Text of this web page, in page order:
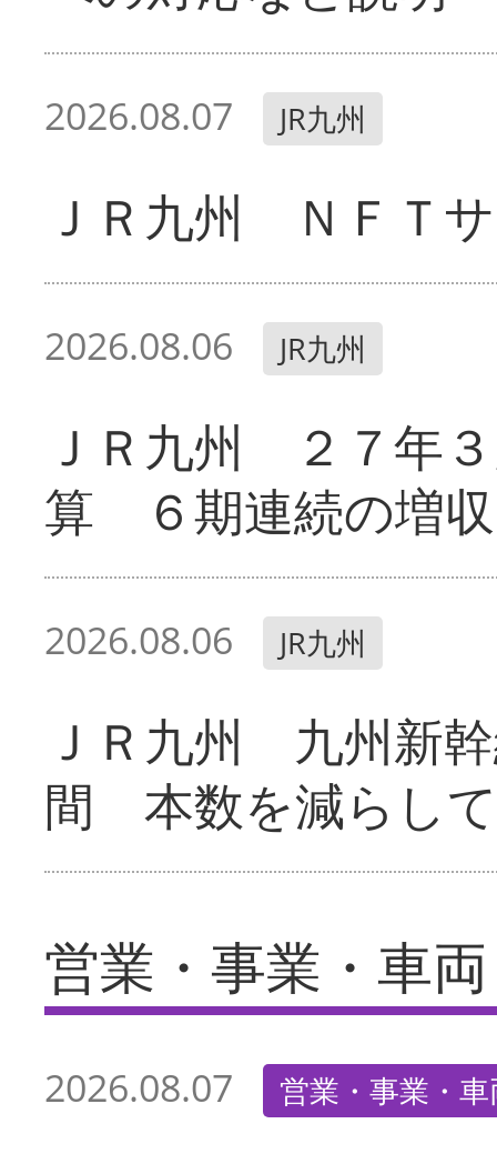
2026.08.07 JR九州
ＪＲ九州 ＮＦＴ
2026.08.06 JR九州
ＪＲ九州 ２７年
算 ６期連続の増収
2026.08.06 JR九州
ＪＲ九州 九州新
間 本数を減らし
営業・事業・車両
2026.08.07 営業・事業・